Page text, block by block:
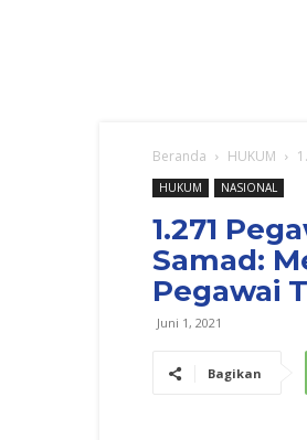
Beranda HUKUM
HUKUM NASIONAL
1.271
Samad:
Pegawai
Juni 1, 2021
Bagikan